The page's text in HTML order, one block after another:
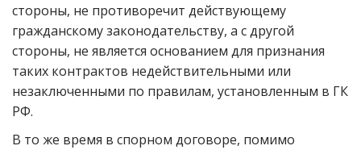
стороны, не противоречит действующему
гражданскому законодательству, а с другой
стороны, не является основанием для признания
таких контрактов недействительными или
незаключенными по правилам, установленным в ГК
РФ.
В то же время в спорном договоре, помимо